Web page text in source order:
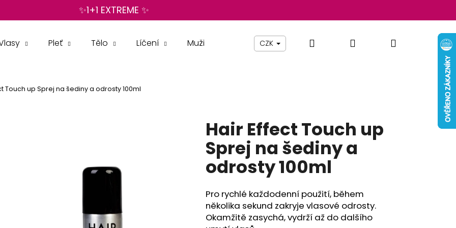
✨1+1 EXTREME ✨
Pleť Tělo Líčení Muži Beauty By Simona Pomůcky Nábytek
CZK Hledat PřihlášeníNákupní
Touch up Sprej na šediny a odrosty 100ml
Hair Effect Touch up
Sprej na šediny a
odrosty 100ml
Pro rychlé každodenní použití, během
několika sekund zakryje vlasové odrosty.
Okamžitě zasychá, vydrží až do dalšího
Následující